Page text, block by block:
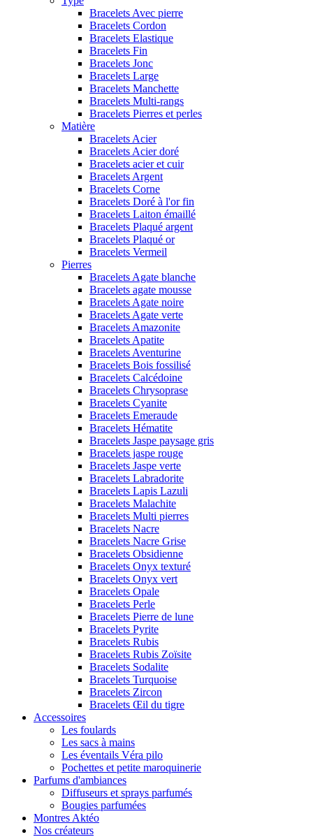
Bracelets Avec pierre
Bracelets Cordon
Bracelets Elastique
Bracelets Fin
Bracelets Jonc
Bracelets Large
Bracelets Manchette
Bracelets Multi-rangs
Bracelets Pierres et perles
Matière
Bracelets Acier
Bracelets Acier doré
Bracelets acier et cuir
Bracelets Argent
Bracelets Corne
Bracelets Doré à l'or fin
Bracelets Laiton émaillé
Bracelets Plaqué argent
Bracelets Plaqué or
Bracelets Vermeil
Pierres
Bracelets Agate blanche
Bracelets agate mousse
Bracelets Agate noire
Bracelets Agate verte
Bracelets Amazonite
Bracelets Apatite
Bracelets Aventurine
Bracelets Bois fossilisé
Bracelets Calcédoine
Bracelets Chrysoprase
Bracelets Cyanite
Bracelets Emeraude
Bracelets Hématite
Bracelets Jaspe paysage gris
Bracelets jaspe rouge
Bracelets Jaspe verte
Bracelets Labradorite
Bracelets Lapis Lazuli
Bracelets Malachite
Bracelets Multi pierres
Bracelets Nacre
Bracelets Nacre Grise
Bracelets Obsidienne
Bracelets Onyx texturé
Bracelets Onyx vert
Bracelets Opale
Bracelets Perle
Bracelets Pierre de lune
Bracelets Pyrite
Bracelets Rubis
Bracelets Rubis Zoïsite
Bracelets Sodalite
Bracelets Turquoise
Bracelets Zircon
Bracelets Œil du tigre
Accessoires
Les foulards
Les sacs à mains
Les éventails Véra pilo
Pochettes et petite maroquinerie
Parfums d'ambiances
Diffuseurs et sprays parfumés
Bougies parfumées
Montres Aktéo
Nos créateurs